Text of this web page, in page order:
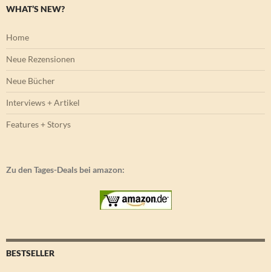
WHAT’S NEW?
Home
Neue Rezensionen
Neue Bücher
Interviews + Artikel
Features + Storys
Zu den Tages-Deals bei amazon:
BESTSELLER